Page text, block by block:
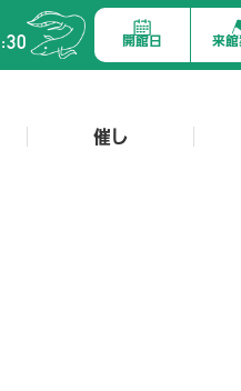
催し
:30 開館日 来